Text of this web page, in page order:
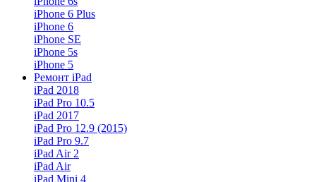
iPhone 6 Plus
iPhone 6
iPhone SE
iPhone 5s
iPhone 5
Ремонт iPad
iPad 2018
iPad Pro 10.5
iPad 2017
iPad Pro 12.9 (2015)
iPad Pro 9.7
iPad Air 2
iPad Air
iPad Mini 4